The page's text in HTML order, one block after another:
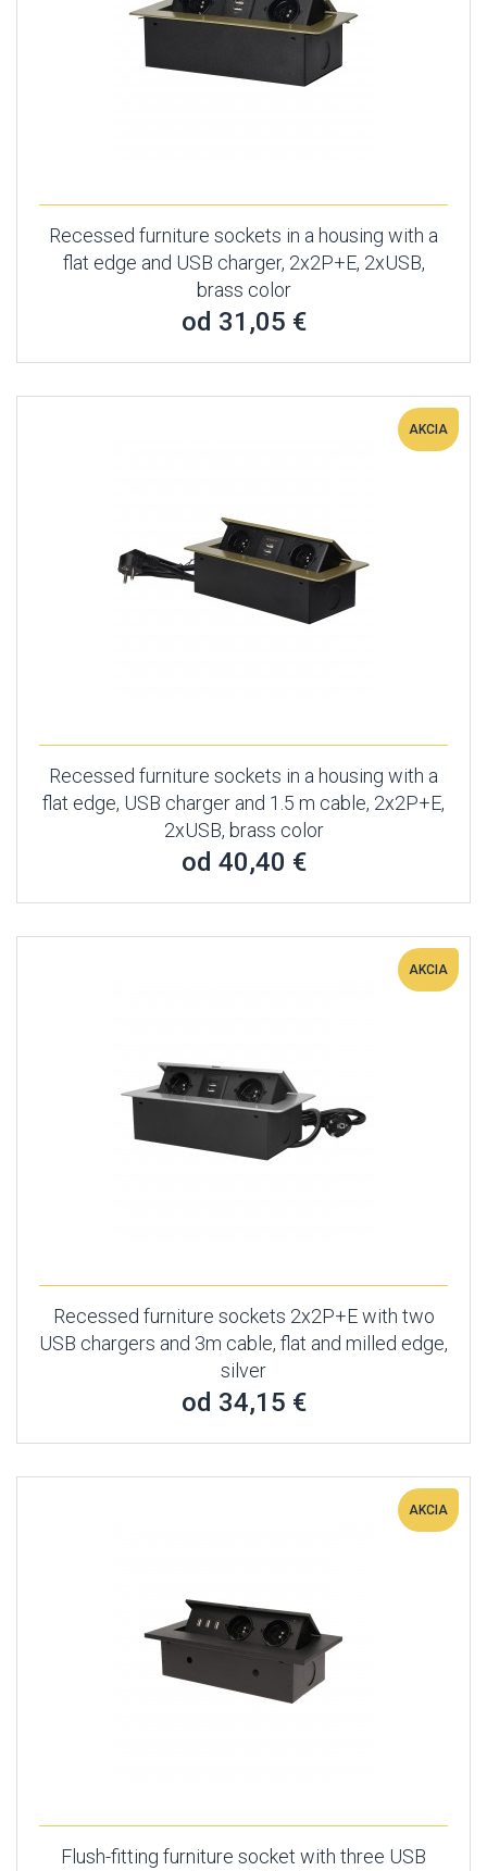
Recessed furniture sockets in a housing with a
flat edge and USB charger, 2x2P+E, 2xUSB,
brass color
od 31,05 €
AKCIA
Recessed furniture sockets in a housing with a
flat edge, USB charger and 1.5 m cable, 2x2P+E,
2xUSB, brass color
od 40,40 €
AKCIA
Recessed furniture sockets 2x2P+E with two
USB chargers and 3m cable, flat and milled edge,
silver
od 34,15 €
AKCIA
Flush-fitting furniture socket with three USB